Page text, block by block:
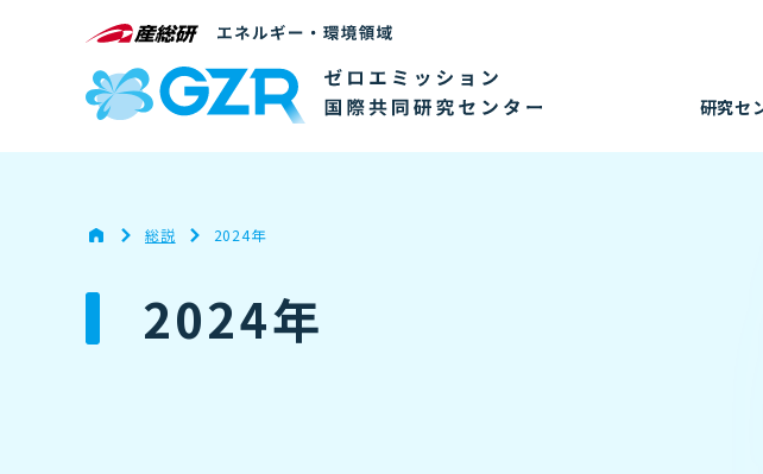
研究セ
総説 2024年
2024年